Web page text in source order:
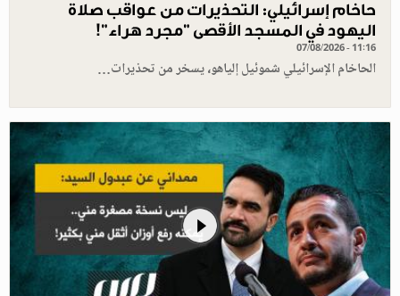
حاخام إسرائيلي: التحذيرات من عواقب صلاة
اليهود في المسجد الأقصى "مجرد هراء"!
07/08/2026 - 11:16
الحاخام الإسرائيلي شموئيل إلياهو، يسخر من تحذيرات…